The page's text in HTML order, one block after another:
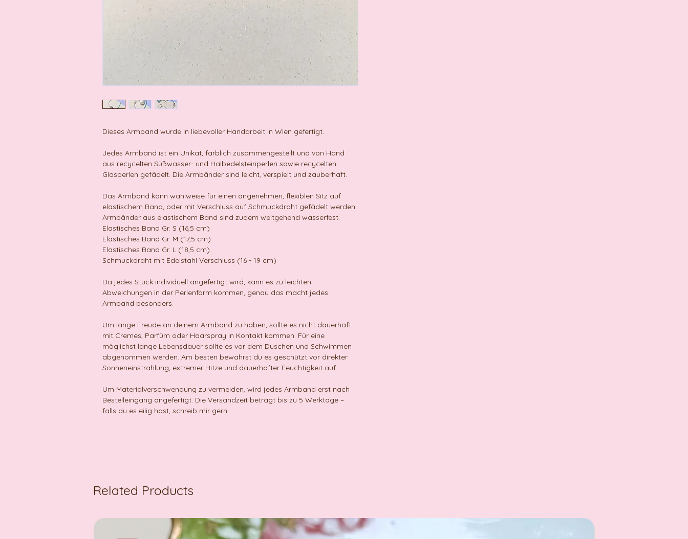
Dieses Armband wurde in liebevoller Handarbeit in Wien gefertigt.
Jedes Armband ist ein Unikat, farblich zusammengestellt und von Hand
aus recycelten Süßwasser- und Halbedelsteinperlen sowie recycelten
Glasperlen gefädelt. Die Armbänder sind leicht, verspielt und zauberhaft.
Das Armband kann wahlweise für einen angenehmen, flexiblen Sitz auf
elastischem Band, oder mit Verschluss auf Schmuckdraht gefädelt werden.
Armbänder aus elastischem Band sind zudem weitgehend wasserfest.
Elastisches Band Gr. S (16,5 cm)
Elastisches Band Gr. M (17,5 cm)
Elastisches Band Gr. L (18,5 cm)
Schmuckdraht mit Edelstahl Verschluss (16 - 19 cm)
Da jedes Stück individuell angefertigt wird, kann es zu leichten
Abweichungen in der Perlenform kommen, genau das macht jedes
Armband besonders.
Um lange Freude an deinem Armband zu haben, sollte es nicht dauerhaft
mit Cremes, Parfüm oder Haarspray in Kontakt kommen. Für eine
möglichst lange Lebensdauer sollte es vor dem Duschen und Schwimmen
abgenommen werden. Am besten bewahrst du es geschützt vor direkter
Sonneneinstrahlung, extremer Hitze und dauerhafter Feuchtigkeit auf.
Um Materialverschwendung zu vermeiden, wird jedes Armband erst nach
Bestelleingang angefertigt. Die Versandzeit beträgt bis zu 5 Werktage –
falls du es eilig hast, schreib mir gern.
Related Products